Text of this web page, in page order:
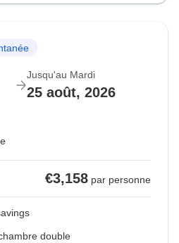
Jusqu'au Mardi
25 août, 2026
€3,158 par personne
double